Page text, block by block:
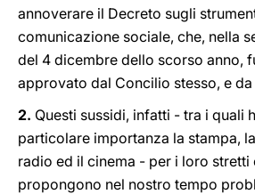
annoverare il Decreto sugli
comunicazione sociale, che, nella
del 4 dicembre dello scorso anno,
approvato dal Concilio stesso, e
2. Questi sussidi, infatti - tra i quali
particolare importanza la stampa,
radio ed il cinema - per i loro stretti
propongono nel nostro tempo